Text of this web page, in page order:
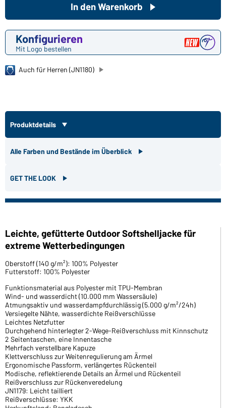
Konfigurieren
Mit Logo bestellen
In den Warenkorb
Auch für Herren (JN1180)
Produktdetails
Alle Farben und Bestände im Überblick
GET THE LOOK
Leichte, gefütterte Outdoor Softshelljacke für
extreme Wetterbedingungen
Oberstoff (140 g/m²): 100% Polyester
Futterstoff: 100% Polyester
Funktionsmaterial aus Polyester mit TPU-Membran
Wind- und wasserdicht (10.000 mm Wassersäule)
Atmungsaktiv und wasserdampfdurchlässig (5.000 g/m²/24h)
Versiegelte Nähte, wasserdichte Reißverschlüsse
Leichtes Netzfutter
Durchgehend hinterlegter 2-Wege-Reißverschluss mit Kinnschutz
2 Seitentaschen, eine Innentasche
Mehrfach verstellbare Kapuze
Klettverschluss zur Weitenregulierung am Ärmel
Ergonomische Passform, verlängertes Rückenteil
Modische, reflektierende Details an Ärmel und Rückenteil
Reißverschluss zur Rückenveredelung
JN1179: Leicht tailliert
Reißverschlüsse: YKK